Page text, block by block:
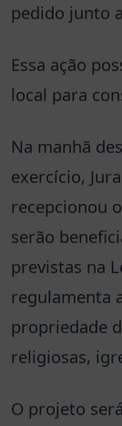
pedido junto
Essa ação
local para
Na manhã
exercício,
recepcionou
serão
previstas na
regulamenta
propriedade
religiosas,
O projeto